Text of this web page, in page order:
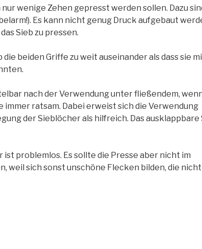
wenige Zehen gepresst werden sollen. Dazu
Es kann nicht genug Druck aufgebaut
Sieb zu pressen.
beiden Griffe zu weit auseinander als dass sie
nach der Verwendung unter fließendem,
immer ratsam. Dabei erweist sich die Verwendung
der Sieblöcher als hilfreich. Das ausklappbare
ist problemlos. Es sollte die Presse aber nicht im
weil sich sonst unschöne Flecken bilden, die nicht